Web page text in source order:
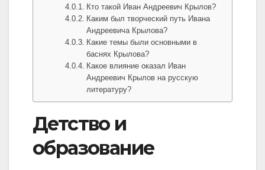
Кто такой Иван Андреевич Крылов?
Каким был творческий путь Ивана
Андреевича Крылова?
Какие темы были основными в
баснях Крылова?
Какое влияние оказал Иван
Андреевич Крылов на русскую
литературу?
Детство и
образование